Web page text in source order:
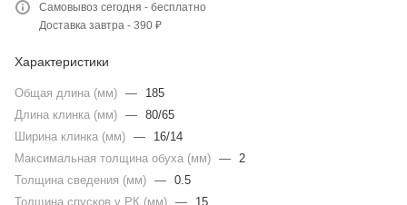
Самовывоз сегодня - бесплатно
Доставка завтра - 390 ₽
Характеристики
Общая длина (мм) —
185
Длина клинка (мм) — 80/65
Ширина клинка (мм) —
16/14
Максимальная толщина обуха (мм) — 2
Толщина сведения (мм) — 0.5
Толщина спусков у РК (мм) — 15